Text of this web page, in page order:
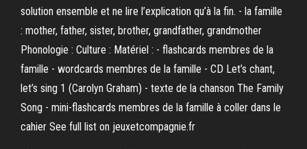
solution ensemble et ne lire l’explication qu’à la fin. - la famille
: mother, father, sister, brother, grandfather, grandmother
Phonologie : Culture : Matériel : - flashcards membres de la
famille - wordcards membres de la famille - CD Let’s chant,
let’s sing 1 (Carolyn Graham) - texte de la chanson The Family
Song - mini-flashcards membres de la famille à coller dans le
cahier See full list on jeuxetcompagnie.fr